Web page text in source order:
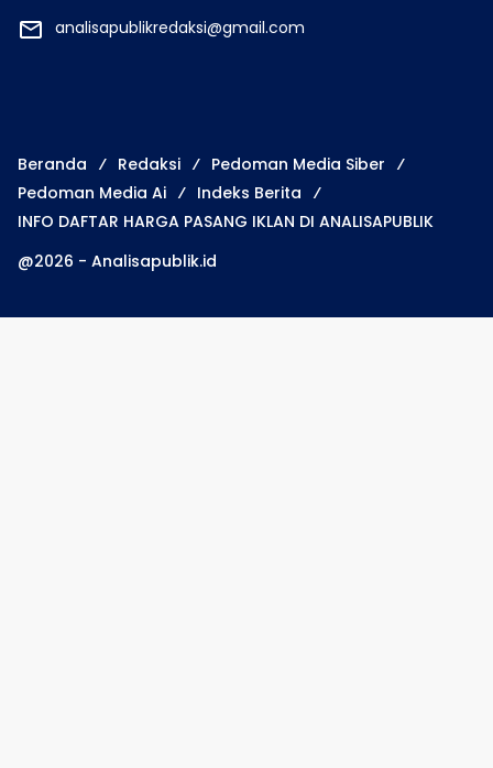
analisapublikredaksi@gmail.com
Beranda Redaksi
Pedoman Media Siber
Pedoman Media Ai
Indeks Berita
INFO DAFTAR HARGA PASANG IKLAN DI ANALISAPUBLIK
@2026 - Analisapublik.id